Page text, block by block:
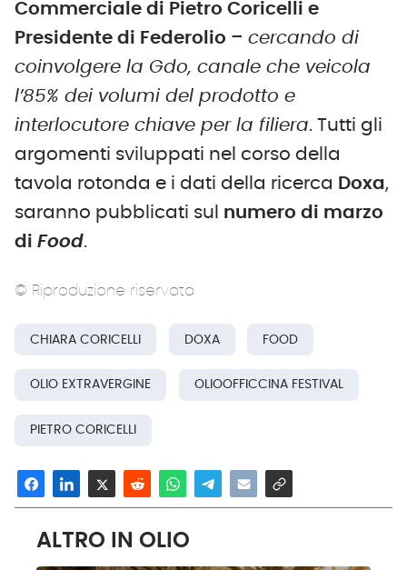
Commerciale di Pietro Coricelli e
Presidente di Federolio – cercando di
coinvolgere la Gdo, canale che veicola
l’85% dei volumi del prodotto e
interlocutore chiave per la filiera. Tutti gli
argomenti sviluppati nel corso della
tavola rotonda e i dati della ricerca Doxa,
saranno pubblicati sul numero di marzo
di Food.
© Riproduzione riservata
CHIARA CORICELLI DOXA FOOD
OLIO EXTRAVERGINE OLIOOFFICCINA FESTIVAL
PIETRO CORICELLI
ALTRO IN OLIO